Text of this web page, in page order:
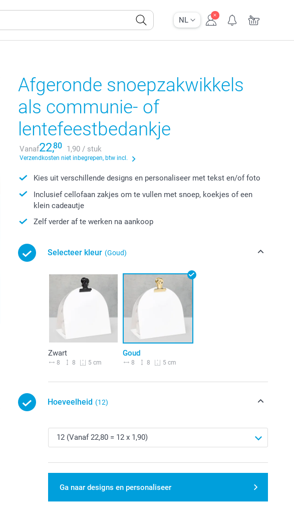
NL
Afgeronde snoepzakwikkels
als communie- of
lentefeestbedankje
Vanaf22,80 1,90 / stuk
Verzendkosten niet inbegrepen, btw incl.
Kies uit verschillende designs en personaliseer met tekst en/of foto
Inclusief cellofaan zakjes om te vullen met snoep, koekjes of een
klein cadeautje
Zelf verder af te werken na aankoop
Selecteer kleur (Goud)
Zwart
8 8 5 cm
Goud
8 8 5 cm
Hoeveelheid (12)
Ga naar designs en personaliseer